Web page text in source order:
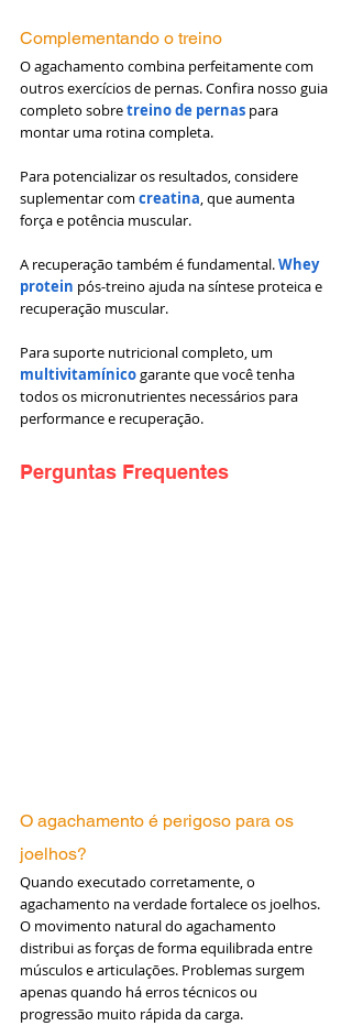
Complementando o treino
O agachamento combina perfeitamente com
outros exercícios de pernas. Confira nosso guia
completo sobre treino de pernas para
montar uma rotina completa.
Para potencializar os resultados, considere
suplementar com creatina, que aumenta
força e potência muscular.
A recuperação também é fundamental. Whey
protein pós-treino ajuda na síntese proteica e
recuperação muscular.
Para suporte nutricional completo, um
multivitamínico garante que você tenha
todos os micronutrientes necessários para
performance e recuperação.
Perguntas Frequentes
O agachamento é perigoso para os
joelhos?
Quando executado corretamente, o
agachamento na verdade fortalece os joelhos.
O movimento natural do agachamento
distribui as forças de forma equilibrada entre
músculos e articulações. Problemas surgem
apenas quando há erros técnicos ou
progressão muito rápida da carga.